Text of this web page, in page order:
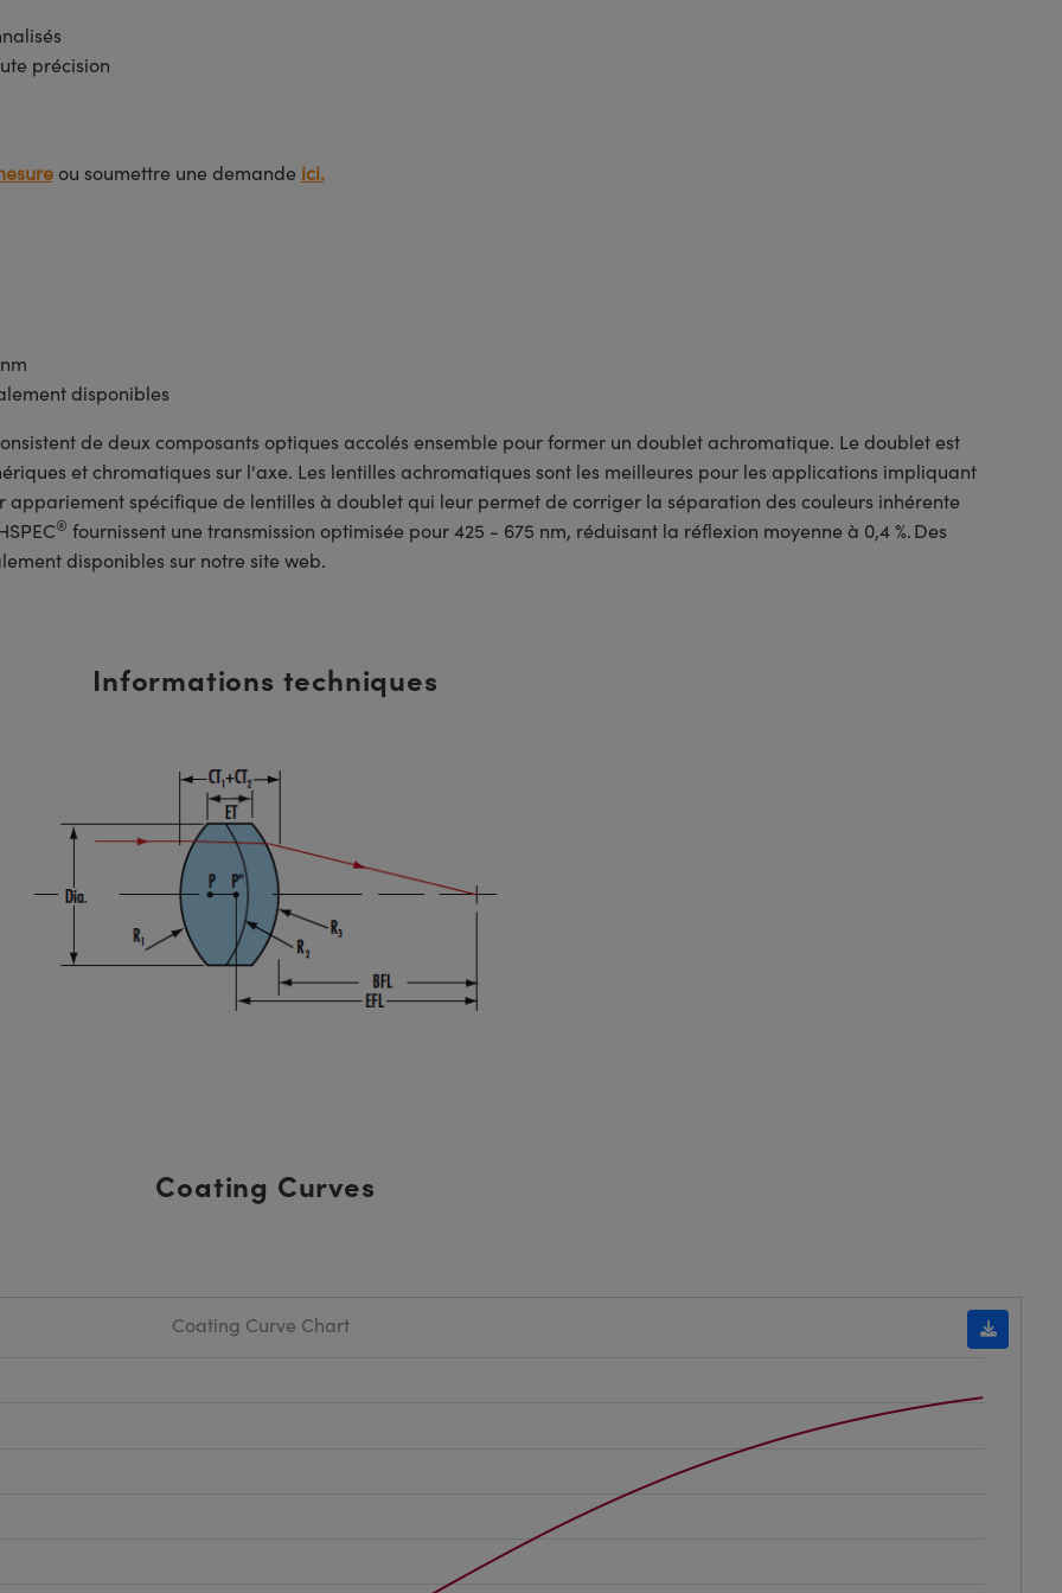
précision
ou soumettre une demande ici.
disponibles
de deux composants optiques accolés ensemble pour former un doublet achromatique. Le doublet est
et chromatiques sur l'axe. Les lentilles achromatiques sont les meilleures pour les applications impliquant
spécifique de lentilles à doublet qui leur permet de corriger la séparation des couleurs inhérente
® fournissent une transmission optimisée pour 425 - 675 nm, réduisant la réflexion moyenne à 0,4 %. Des
disponibles sur notre site web.
Informations techniques
Coating Curves
Coating Curve Chart